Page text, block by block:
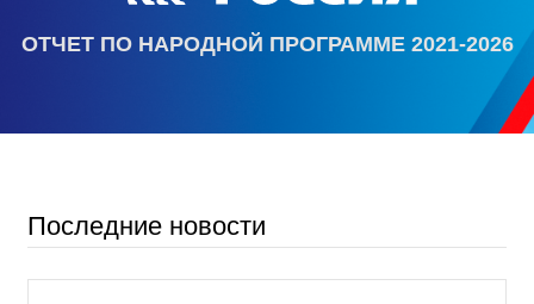
ОТЧЕТ ПО НАРОДНОЙ ПРОГРАММЕ 2021-2026
Последние новости